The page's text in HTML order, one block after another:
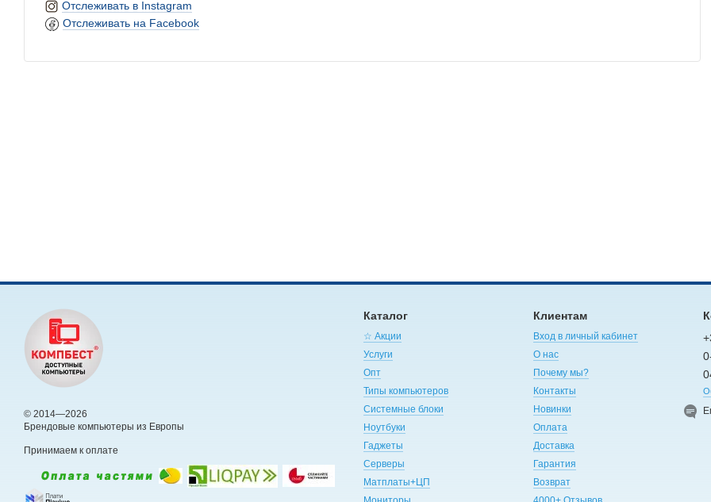
Отслеживать в Instagram
Отслеживать на Facebook
© 2014—2026
Брендовые компьютеры из Европы
Принимаем к оплате
Каталог
☆ Акции
Услуги
Опт
Типы компьютеров
Системные блоки
Ноутбуки
Гаджеты
Серверы
Матплаты+ЦП
Клиентам
Вход в личный кабинет
О нас
Почему мы?
Контакты
Новинки
Оплата
Доставка
Гарантия
Возврат